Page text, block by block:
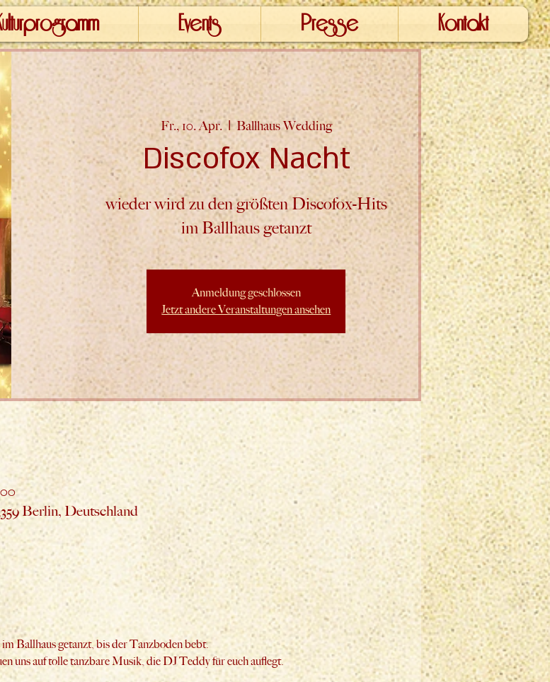
Events Presse Kontakt
Fr., 10. Apr.
  |
Ballhaus Wedding
Discofox Nacht
wieder wird zu den größten Discofox-Hits
im Ballhaus getanzt
Anmeldung geschlossen
Jetzt andere Veranstaltungen ansehen
Berlin, Deutschland
Ballhaus getanzt, bis der Tanzboden bebt.
uns auf tolle tanzbare Musik, die DJ Teddy für euch auflegt.